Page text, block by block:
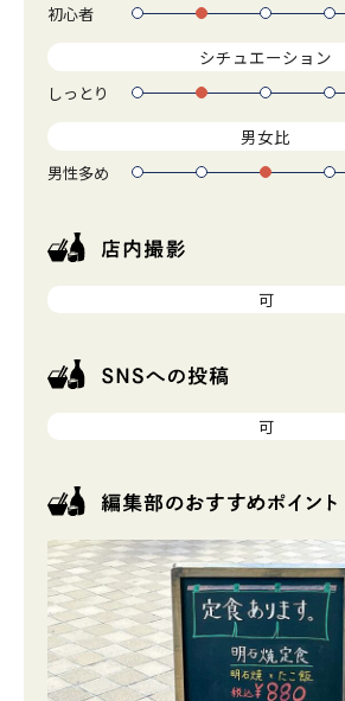
初心者 1 2
シチュエーション
しっとり 1 2
男女比
男性多め 1 2 3 4
可
可